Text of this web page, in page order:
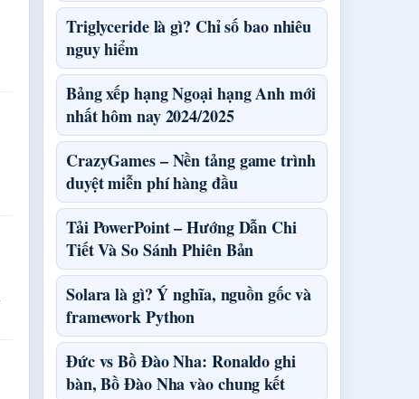
Triglyceride là gì? Chỉ số bao nhiêu
nguy hiểm
Bảng xếp hạng Ngoại hạng Anh mới
nhất hôm nay 2024/2025
CrazyGames – Nền tảng game trình
duyệt miễn phí hàng đầu
Tải PowerPoint – Hướng Dẫn Chi
Tiết Và So Sánh Phiên Bản
Solara là gì? Ý nghĩa, nguồn gốc và
framework Python
Đức vs Bồ Đào Nha: Ronaldo ghi
bàn, Bồ Đào Nha vào chung kết